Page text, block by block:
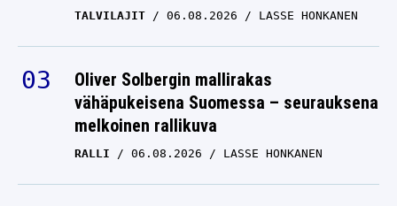
TALVILAJIT 06.08.2026 LASSE HONKANEN
Oliver Solbergin mallirakas
vähäpukeisena Suomessa – seurauksena
melkoinen rallikuva
RALLI 06.08.2026 LASSE HONKANEN